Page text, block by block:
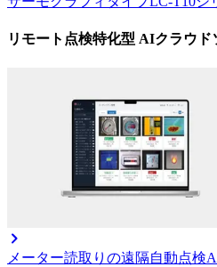
リモート点検特化型 AIクラウド
メーター読取りの遠隔自動点検